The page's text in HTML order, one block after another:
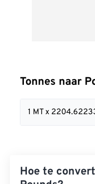
Tonnes naar
1 MT x
Hoe te